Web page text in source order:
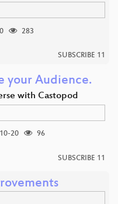
283
SUBSCRIBE 11
your Audience.
with Castopod
20
96
SUBSCRIBE 11